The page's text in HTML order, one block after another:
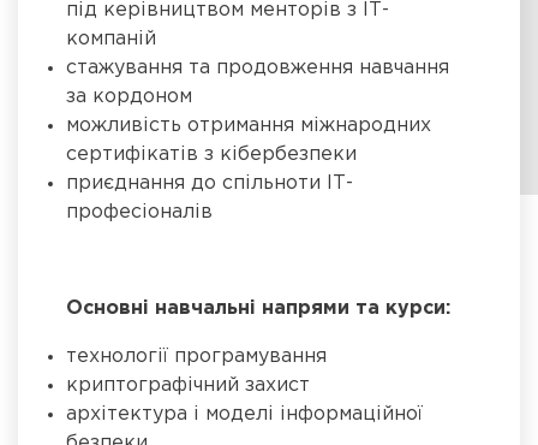
під керівництвом менторів з ІТ-
компаній
стажування та продовження навчання
за кордоном
можливість отримання міжнародних
сертифікатів з кібербезпеки
приєднання до спільноти ІТ-
професіоналів
Основні навчальні напрями та курси:
технології програмування
криптографічний захист
архітектура і моделі інформаційної